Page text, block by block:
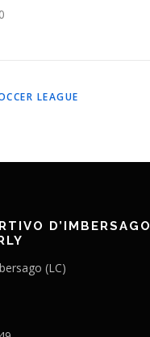
LEAGUE
D’IMBERSAGO
(LC)